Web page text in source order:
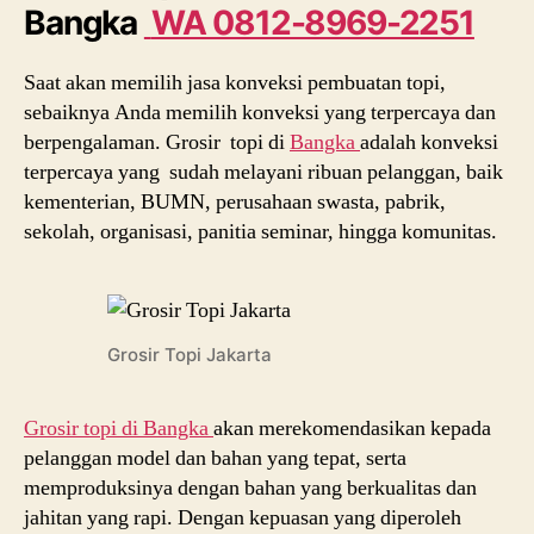
2251
Bangka WA 0812-8969-2251
Saat akan memilih jasa konveksi pembuatan topi,
sebaiknya Anda memilih konveksi yang terpercaya dan
berpengalaman. Grosir topi diBangkaadalah konveksi
terpercaya yang sudah melayani ribuan pelanggan, baik
kementerian, BUMN, perusahaan swasta, pabrik,
sekolah, organisasi, panitia seminar, hingga komunitas.
Grosir Topi Jakarta
Grosir topi di Bangkaakan merekomendasikan kepada
pelanggan model dan bahan yang tepat, serta
memproduksinya dengan bahan yang berkualitas dan
jahitan yang rapi. Dengan kepuasan yang diperoleh